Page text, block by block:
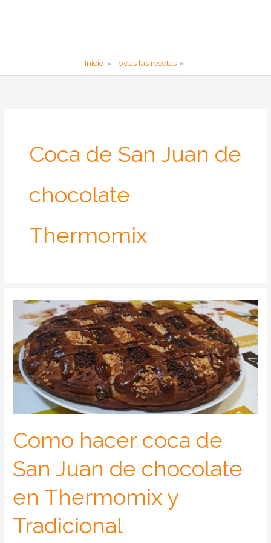
Inicio Todas las recetas
Coca de San Juan de
chocolate
Thermomix
Como hacer coca de
San Juan de chocolate
en Thermomix y
Tradicional